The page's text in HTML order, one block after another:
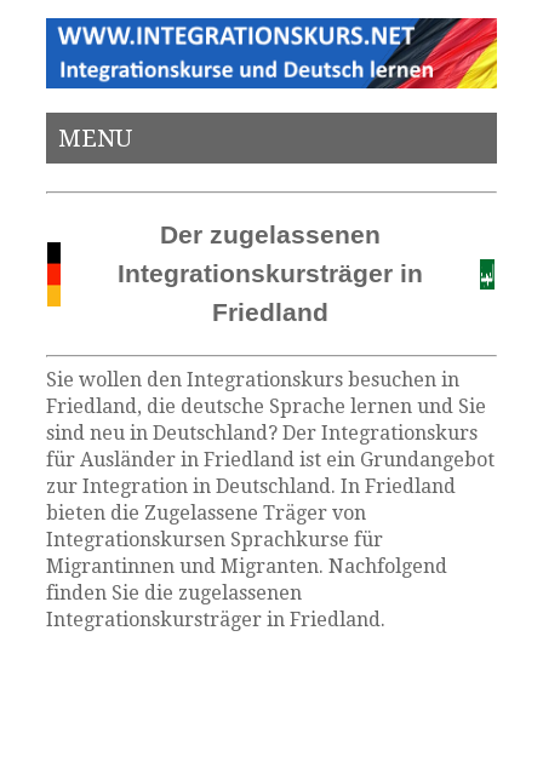
MENU
Der zugelassenen
Integrationskursträger in
Friedland
Sie wollen den Integrationskurs besuchen in
Friedland, die deutsche Sprache lernen und Sie
sind neu in Deutschland? Der Integrationskurs
für Ausländer in Friedland ist ein Grundangebot
zur Integration in Deutschland. In Friedland
bieten die Zugelassene Träger von
Integrationskursen Sprachkurse für
Migrantinnen und Migranten. Nachfolgend
finden Sie die zugelassenen
Integrationskursträger in Friedland.